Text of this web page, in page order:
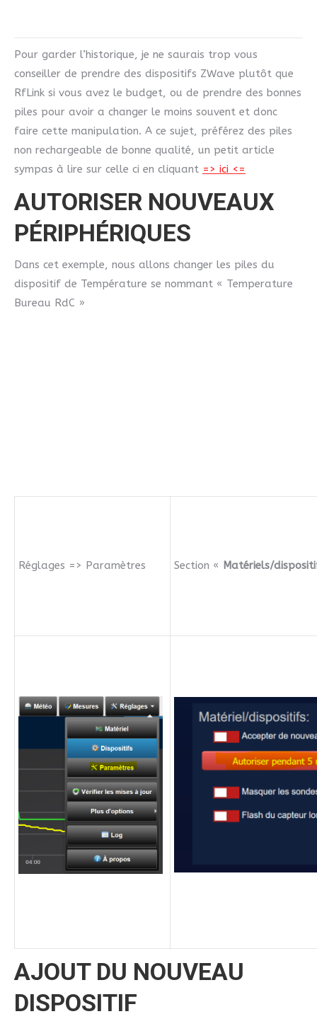
Pour garder l’historique, je ne saurais trop vous
conseiller de prendre des dispositifs ZWave plutôt que
RfLink si vous avez le budget, ou de prendre des bonnes
piles pour avoir a changer le moins souvent et donc
faire cette manipulation. A ce sujet, préférez des piles
non rechargeable de bonne qualité, un petit article
sympas à lire sur celle ci en cliquant => ici <=
AUTORISER NOUVEAUX
PÉRIPHÉRIQUES
Dans cet exemple, nous allons changer les piles du
dispositif de Température se nommant « Temperature
Bureau RdC »
Réglages => Paramètres Section « Matériels/
AJOUT DU NOUVEAU
DISPOSITIF